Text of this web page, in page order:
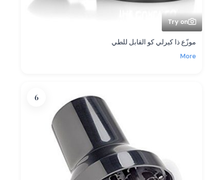
Try on
موزّع ذا كيرلي كو القابل للطي
More
6